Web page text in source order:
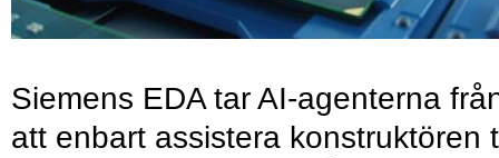
Siemens EDA tar AI-agenterna
att enbart assistera konstruktören